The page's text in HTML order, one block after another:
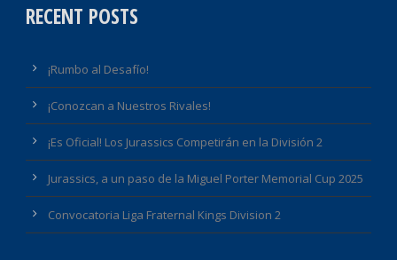
RECENT POSTS
¡Rumbo al Desafío!
¡Conozcan a Nuestros Rivales!
¡Es Oficial! Los Jurassics Competirán en la División 2
Jurassics, a un paso de la Miguel Porter Memorial Cup 2025
Convocatoria Liga Fraternal Kings Division 2